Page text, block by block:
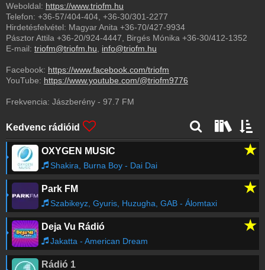
Weboldal: https://www.triofm.hu
Telefon: +36-57/404-404 +36-30/301-2277
Hirdetésfelvétel: Magyar Anita +36-70/427-9934
Pásztor Attila +36-20/924-4447 , Birgés Mónika +36-30/412-1352
E-mail: triofm@triofm.hu info@triofm.hu
Facebook: https://www.facebook.com/triofm
YouTube: https://www.youtube.com/@triofm9776
Frekvencia: Jászberény - 97.7 FM
Kedvenc rádióid
OXYGEN MUSIC ★
Shakira, Burna Boy - Dai Dai
Park FM ★
Szabikeyz, Gyuris, Huzugha, GAB - Álomtaxi
Deja Vu Rádió ★
Jakatta - American Dream
Rádió 1